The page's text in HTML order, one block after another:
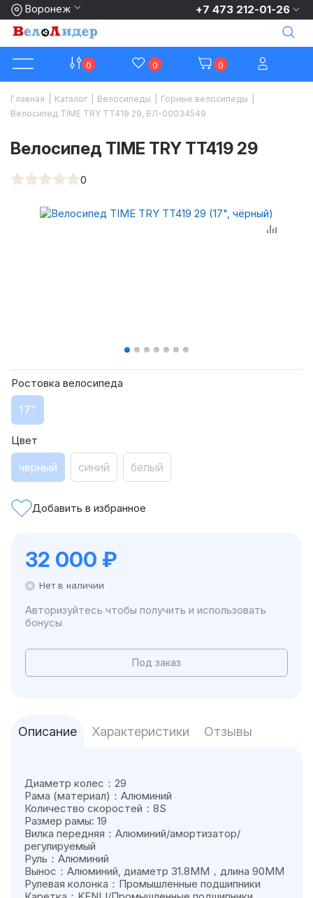
Воронеж +7 473 212-01-26
0 0 0
Главная Каталог Велосипеды Горные велосипеды
Велосипед TIME TRY TT419 29, ВЛ-00034549
Велосипед TIME TRY TT419 29
0
Ростовка велосипеда
17"
Цвет
чёрный синий белый
Добавить в избранное
32 000 ₽
Нет в наличии
Авторизуйтесь чтобы получить и использовать
бонусы
Под заказ
Описание Характеристики Отзывы
Диаметр колес：29
Рама (материал)：Алюминий
Количество скоростей：8S
Размер рамы: 19
Вилка передняя：Алюминий/амортизатор/
регулируемый
Руль：Алюминий
Вынос：Алюминий, диаметр 31.8MM，длина 90MM
Рулевая колонка：Промышленные подшипники